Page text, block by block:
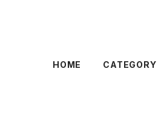
HOME CATEGORY